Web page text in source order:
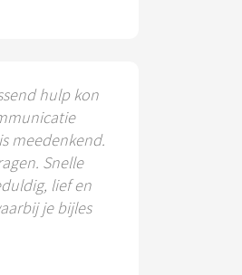
hulp kon
meedenkend.
Snelle
lief en
je bijles